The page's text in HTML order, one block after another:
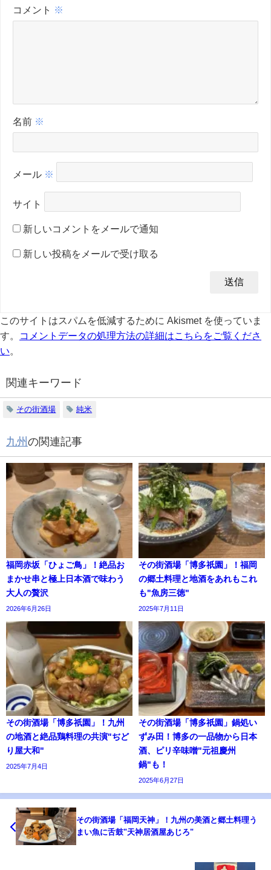
コメント ※
名前 ※
メール ※
サイト
新しいコメントをメールで通知
新しい投稿をメールで受け取る
このサイトはスパムを低減するために Akismet を使っていま
す。
コメントデータの処理方法の詳細はこちらをご覧くださ
い。
関連キーワード
その街酒場 純米
九州 の関連記事
福岡赤坂「ひょご鳥」！絶品お
まかせ串と極上日本酒で味わう
大人の贅沢
2026年6月26日
その街酒場「博多祇園」！福岡
の郷土料理と地酒をあれもこれ
も"魚房三徳"
2025年7月11日
その街酒場「博多祇園」！九州
の地酒と絶品鶏料理の共演"ぢど
り屋大和"
2025年7月4日
その街酒場「博多祇園」鍋処い
ずみ田！博多の一品物から日本
酒、ピリ辛味噌"元祖慶州
鍋"も！
2025年6月27日
その街酒場「福岡天神」！九州の美酒と郷土料理う
まい魚に舌鼓"天神居酒屋あじろ"